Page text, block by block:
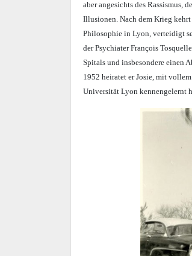
aber angesichts des Rassismus,
Illusionen. Nach dem Krieg
Philosophie in Lyon, verteidigt
der Psychiater François
Spitals und insbesondere einen
1952 heiratet er Josie, mit
Universität Lyon kennengelernt